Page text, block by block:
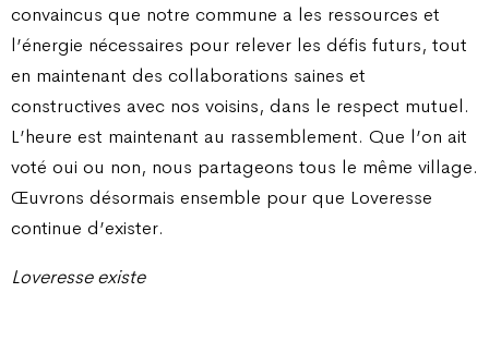
convaincus que notre commune a les ressources et
l’énergie nécessaires pour relever les défis futurs, tout
en maintenant des collaborations saines et
constructives avec nos voisins, dans le respect mutuel.
L’heure est maintenant au rassemblement. Que l’on ait
voté oui ou non, nous partageons tous le même village.
Œuvrons désormais ensemble pour que Loveresse
continue d’exister.
Loveresse existe